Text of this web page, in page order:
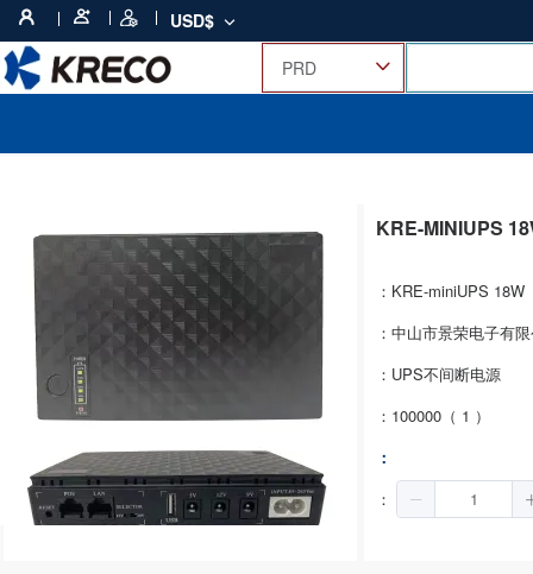
USD$
KRE-MINIUPS
：KRE-miniUPS 18W
：中山市景荣电子有
：UPS不间断电源
：100000（ 1 ）
：
：